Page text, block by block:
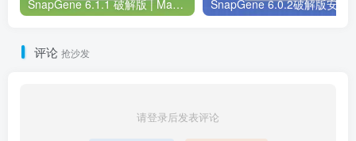
SnapGene 6.1.1 破解版 | Mac中文版 | 分子生物学软件 | 安装教程 | 一键安装版
评论 抢沙发
请登录后发表评论